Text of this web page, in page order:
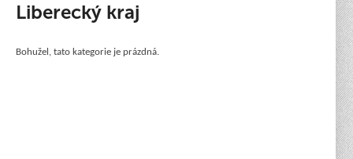
Liberecký kraj
Bohužel, tato kategorie je prázdná.